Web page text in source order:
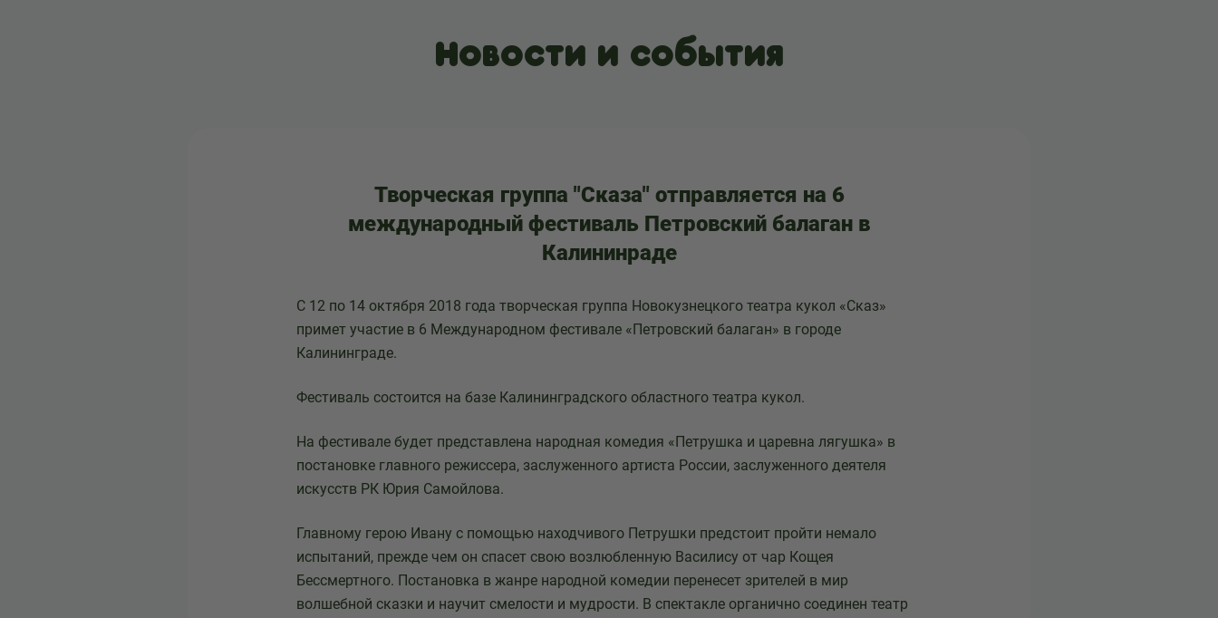
Новости и события
Творческая группа "Сказа" отправляется на 6
международный фестиваль Петровский балаган в
Калининраде
С 12 по 14 октября 2018 года творческая группа Новокузнецкого театра кукол «Сказ»
примет участие в 6 Международном фестивале «Петровский балаган» в городе
Калининграде.
Фестиваль состоится на базе Калининградского областного театра кукол.
На фестивале будет представлена народная комедия «Петрушка и царевна лягушка» в
постановке главного режиссера, заслуженного артиста России, заслуженного деятеля
искусств РК Юрия Самойлова.
Главному герою Ивану с помощью находчивого Петрушки предстоит пройти немало
испытаний, прежде чем он спасет свою возлюбленную Василису от чар Кощея
Бессмертного. Постановка в жанре народной комедии перенесет зрителей в мир
волшебной сказки и научит смелости и мудрости. В спектакле органично соединен театр